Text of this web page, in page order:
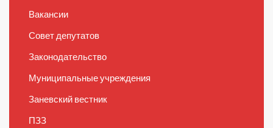
Вакансии
Совет депутатов
Законодательство
Муниципальные учреждения
Заневский вестник
ПЗЗ